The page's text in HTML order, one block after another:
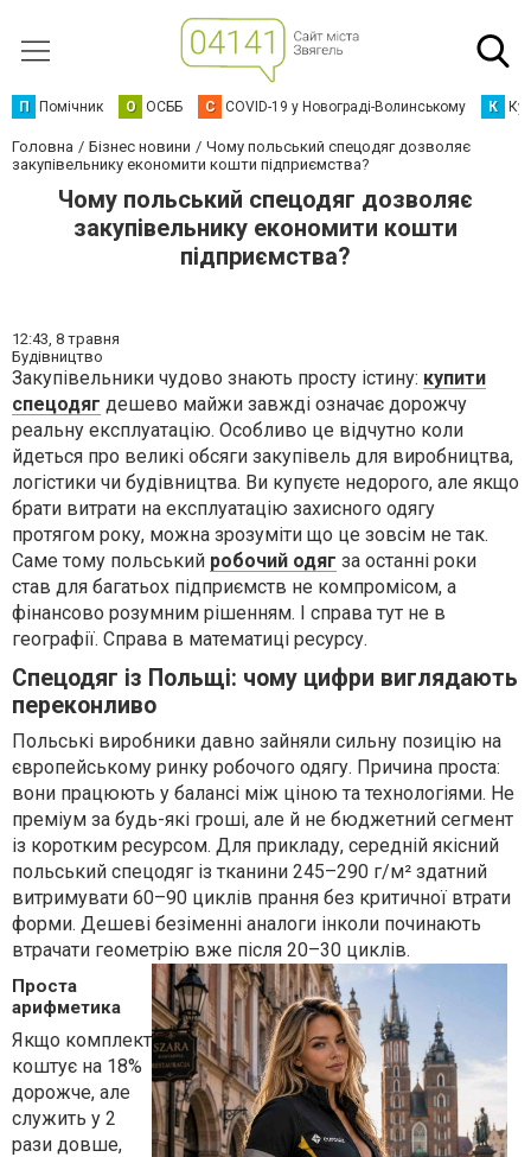
П Помічник О ОСББ C COVID-19 у Новограді-Волинському К
Головна Бізнес новини
Чому польський спецодяг дозволяє
закупівельнику економити кошти підприємства?
Чому польський спецодяг дозволяє
закупівельнику економити кошти
підприємства?
12:43, 8 травня
Будівництво
Закупівельники чудово знають просту істину: купити
спецодяг дешево майжи завжді означає дорожчу
реальну експлуатацію. Особливо це відчутно коли
йдеться про великі обсяги закупівель для виробництва,
логістики чи будівництва. Ви купуєте недорого, але якщо
брати витрати на експлуатацію захисного одягу
протягом року, можна зрозуміти що це зовсім не так.
Саме тому польський робочий одяг за останні роки
став для багатьох підприємств не компромісом, а
фінансово розумним рішенням. І справа тут не в
географії. Справа в математиці ресурсу.
Спецодяг із Польщі: чому цифри виглядають
переконливо
Польські виробники давно зайняли сильну позицію на
європейському ринку робочого одягу. Причина проста:
вони працюють у балансі між ціною та технологіями. Не
преміум за будь-які гроші, але й не бюджетний сегмент
із коротким ресурсом. Для прикладу, середній якісний
польський спецодяг із тканини 245–290 г/м² здатний
витримувати 60–90 циклів прання без критичної втрати
форми. Дешеві безіменні аналоги інколи починають
втрачати геометрію вже після 20–30 циклів.
Проста
арифметика
Якщо комплект
коштує на 18%
дорожче, але
служить у 2
рази довше,